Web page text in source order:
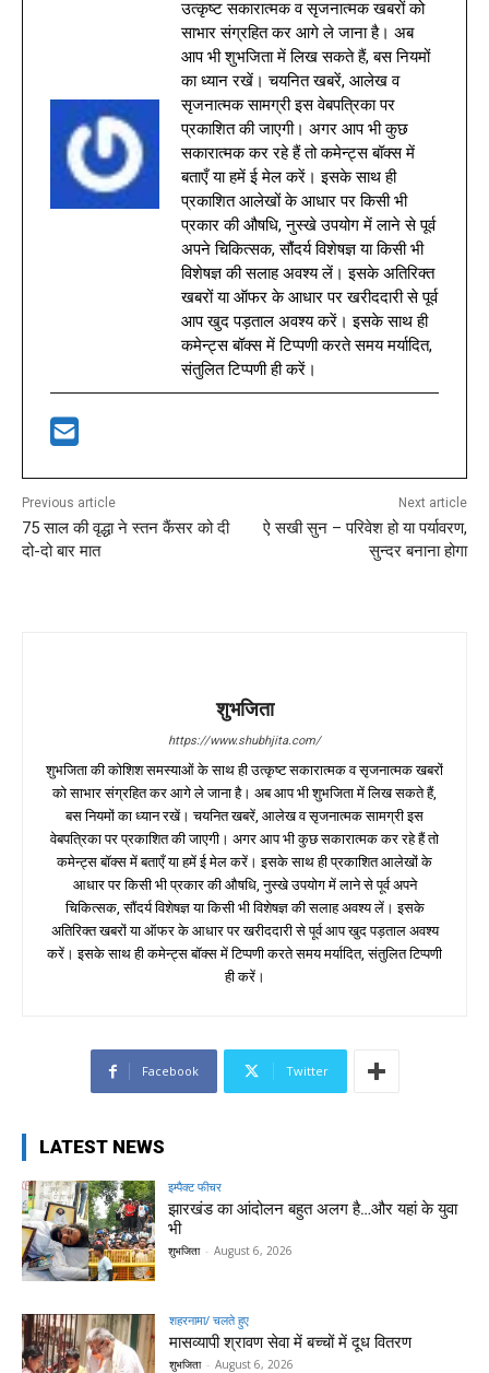
उत्कृष्ट सकारात्मक व सृजनात्मक खबरों को
साभार संग्रहित कर आगे ले जाना है। अब
आप भी शुभजिता में लिख सकते हैं, बस नियमों
का ध्यान रखें। चयनित खबरें, आलेख व
सृजनात्मक सामग्री इस वेबपत्रिका पर
प्रकाशित की जाएगी। अगर आप भी कुछ
सकारात्मक कर रहे हैं तो कमेन्ट्स बॉक्स में
बताएँ या हमें ई मेल करें। इसके साथ ही
प्रकाशित आलेखों के आधार पर किसी भी
प्रकार की औषधि, नुस्खे उपयोग में लाने से पूर्व
अपने चिकित्सक, सौंदर्य विशेषज्ञ या किसी भी
विशेषज्ञ की सलाह अवश्य लें। इसके अतिरिक्त
खबरों या ऑफर के आधार पर खरीददारी से पूर्व
आप खुद पड़ताल अवश्य करें। इसके साथ ही
कमेन्ट्स बॉक्स में टिप्पणी करते समय मर्यादित,
संतुलित टिप्पणी ही करें।
Previous article
75 साल की वृद्धा ने स्तन कैंसर को दी
दो-दो बार मात
Next article
ऐ सखी सुन – परिवेश हो या पर्यावरण,
सुन्दर बनाना होगा
शुभजिता
https://www.shubhjita.com/
शुभजिता की कोशिश समस्याओं के साथ ही उत्कृष्ट सकारात्मक व सृजनात्मक खबरों
को साभार संग्रहित कर आगे ले जाना है। अब आप भी शुभजिता में लिख सकते हैं,
बस नियमों का ध्यान रखें। चयनित खबरें, आलेख व सृजनात्मक सामग्री इस
वेबपत्रिका पर प्रकाशित की जाएगी। अगर आप भी कुछ सकारात्मक कर रहे हैं तो
कमेन्ट्स बॉक्स में बताएँ या हमें ई मेल करें। इसके साथ ही प्रकाशित आलेखों के
आधार पर किसी भी प्रकार की औषधि, नुस्खे उपयोग में लाने से पूर्व अपने
चिकित्सक, सौंदर्य विशेषज्ञ या किसी भी विशेषज्ञ की सलाह अवश्य लें। इसके
अतिरिक्त खबरों या ऑफर के आधार पर खरीददारी से पूर्व आप खुद पड़ताल अवश्य
करें। इसके साथ ही कमेन्ट्स बॉक्स में टिप्पणी करते समय मर्यादित, संतुलित टिप्पणी
ही करें।
Facebook Twitter
LATEST NEWS
इम्पैक्ट फीचर
झारखंड का आंदोलन बहुत अलग है…और यहां के युवा
भी
शुभजिता - August 6, 2026
शहरनामा/ चलते हुए
मासव्यापी श्रावण सेवा में बच्चों में दूध वितरण
शुभजिता - August 6, 2026